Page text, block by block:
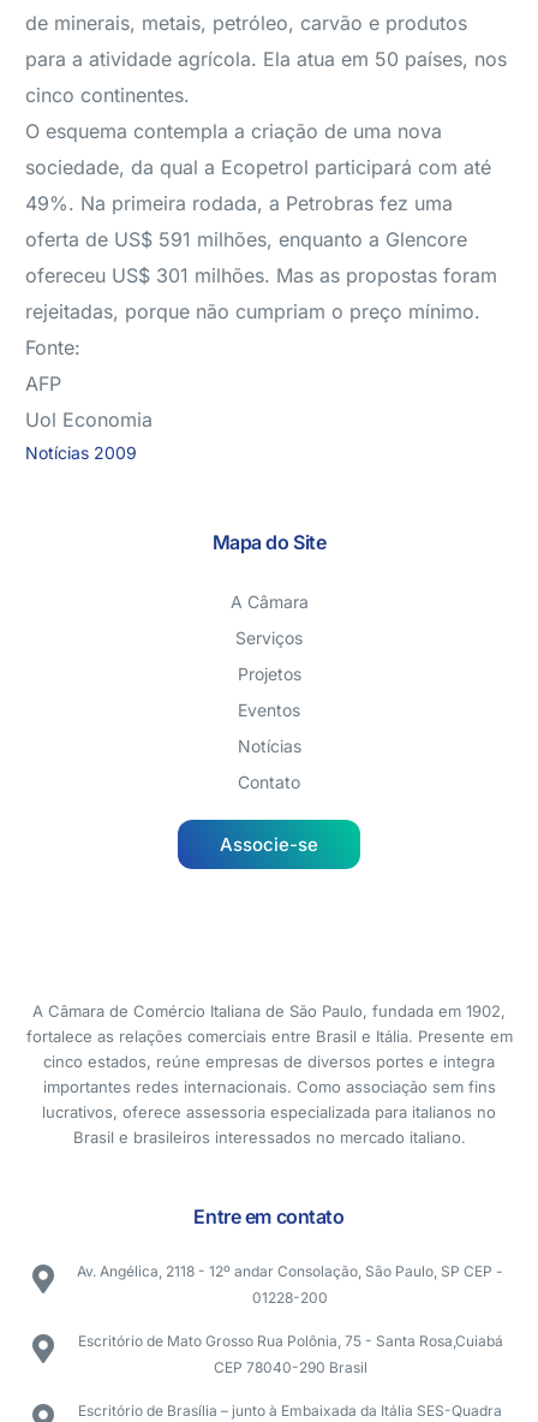
de minerais, metais, petróleo, carvão e produtos
para a atividade agrícola. Ela atua em 50 países, nos
cinco continentes.
O esquema contempla a criação de uma nova
sociedade, da qual a Ecopetrol participará com até
49%. Na primeira rodada, a Petrobras fez uma
oferta de US$ 591 milhões, enquanto a Glencore
ofereceu US$ 301 milhões. Mas as propostas foram
rejeitadas, porque não cumpriam o preço mínimo.
Fonte:
AFP
Uol Economia
Notícias 2009
Mapa do Site
A Câmara
Serviços
Projetos
Eventos
Notícias
Contato
Associe-se
A Câmara de Comércio Italiana de São Paulo, fundada em 1902,
fortalece as relações comerciais entre Brasil e Itália. Presente em
cinco estados, reúne empresas de diversos portes e integra
importantes redes internacionais. Como associação sem fins
lucrativos, oferece assessoria especializada para italianos no
Brasil e brasileiros interessados no mercado italiano.
Entre em contato
Av. Angélica, 2118 - 12º andar Consolação, São Paulo, SP CEP -
01228-200
Escritório de Mato Grosso Rua Polônia, 75 - Santa Rosa,Cuiabá
CEP 78040-290 Brasil
Escritório de Brasília – junto à Embaixada da Itália SES-Quadra